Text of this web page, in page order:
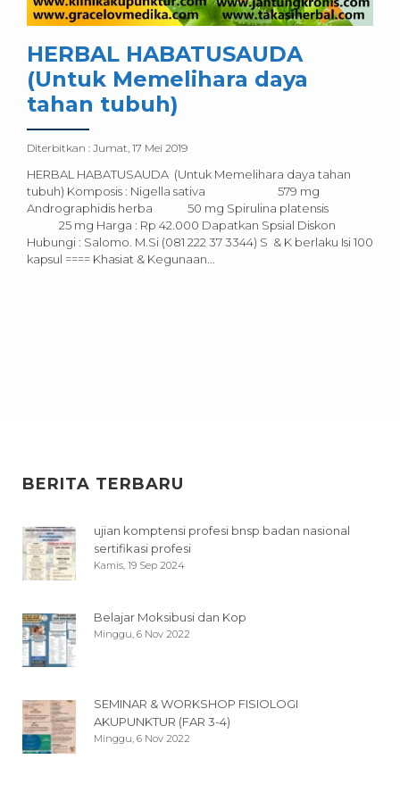
HERBAL HABATUSAUDA
(Untuk Memelihara daya
tahan tubuh)
Diterbitkan : Jumat, 17 Mei 2019
HERBAL HABATUSAUDA (Untuk Memelihara daya tahan
tubuh) Komposis : Nigella sativa 579 mg
Andrographidis herba 50 mg Spirulina platensis
25 mg Harga : Rp 42.000 Dapatkan Spsial Diskon
Hubungi : Salomo. M.Si (081 222 37 3344) S & K berlaku Isi 100
kapsul ==== Khasiat & Kegunaan...
BERITA TERBARU
ujian komptensi profesi bnsp badan nasional
sertifikasi profesi
Kamis, 19 Sep 2024
Belajar Moksibusi dan Kop
Minggu, 6 Nov 2022
SEMINAR & WORKSHOP FISIOLOGI
AKUPUNKTUR (FAR 3-4)
Minggu, 6 Nov 2022